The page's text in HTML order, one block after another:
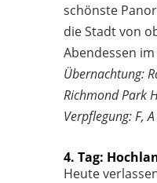
schönste
die Stadt von
Abendessen
Übernachtung:
Richmond Park
Verpflegung: F, A
4. Tag:
Heute